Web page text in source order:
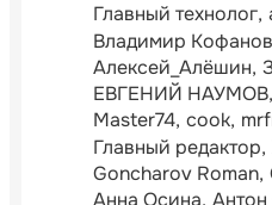
Главный технолог
Владимир Кофанов
Алексей_Алёшин
ЕВГЕНИЙ НАУМОВ
Master74 cook
Главный редактор
Goncharov Roman
Анна Осина